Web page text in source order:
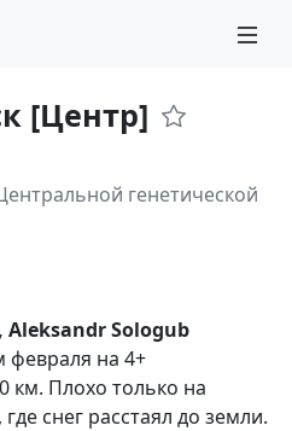
[Центр]
генетической
, Aleksandr Sologub
февраля на 4+
км. Плохо только на
снег расстаял до земли.